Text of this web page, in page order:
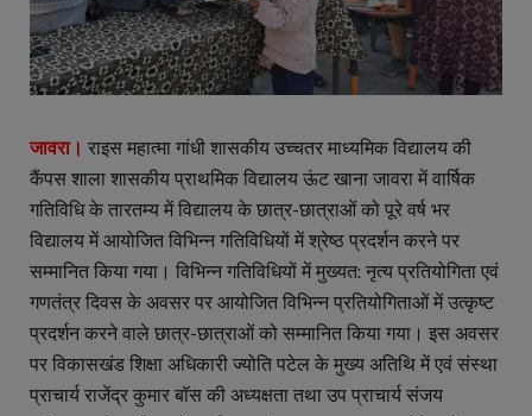
जावरा। राइस महात्मा गांधी शासकीय उच्चतर माध्यमिक विद्यालय की
कैंपस शाला शासकीय प्राथमिक विद्यालय ऊंट खाना जावरा में वार्षिक
गतिविधि के तारतम्य में विद्यालय के छात्र-छात्राओं को पूरे वर्ष भर
विद्यालय में आयोजित विभिन्न गतिविधियों में श्रेष्ठ प्रदर्शन करने पर
सम्मानित किया गया। विभिन्न गतिविधियों में मुख्यत: नृत्य प्रतियोगिता एवं
गणतंत्र दिवस के अवसर पर आयोजित विभिन्न प्रतियोगिताओं में उत्कृष्ट
प्रदर्शन करने वाले छात्र-छात्राओं को सम्मानित किया गया। इस अवसर
पर विकासखंड शिक्षा अधिकारी ज्योति पटेल के मुख्य अतिथि में एवं संस्था
प्राचार्य राजेंद्र कुमार बॉस की अध्यक्षता तथा उप प्राचार्य संजय